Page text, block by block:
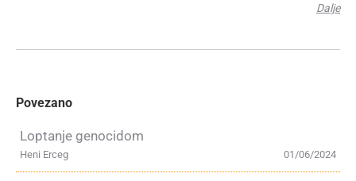
Dalje
Povezano
Loptanje genocidom
01/06/2024
Heni Erceg